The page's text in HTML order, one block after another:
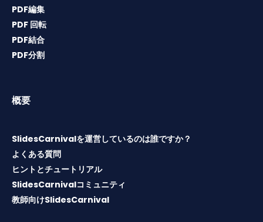
PDF編集
PDF 回転
PDF結合
PDF分割
概要
SlidesCarnivalを運営しているのは誰ですか？
よくある質問
ヒントとチュートリアル
SlidesCarnivalコミュニティ
教師向けSlidesCarnival